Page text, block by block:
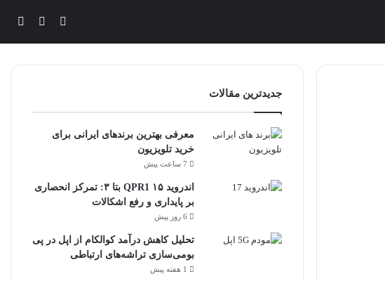
ورود تغییر
جدیدترین مقالات
معرفی بهترین برندهای ایرانی برای
خرید تلویزیون
7 ساعت پیش
اندروید ۱۵ QPR1 بتا ۳: تمرکز انحصاری
بر پایداری و رفع اشکالات
6 روز پیش
تحلیل کاهش درآمد کوالکام از اپل در پی
بومی‌سازی تراشه‌های ارتباطی
1 هفته پیش